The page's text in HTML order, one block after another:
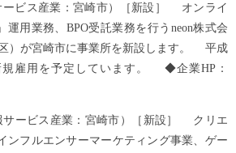
ービス産業：宮崎市）［新設］ オンライ
運用業務、BPO受託業務を行うneon株式会
）が宮崎市に事業所を新設します。 平成
規雇用を予定しています。 ◆企業HP：
サービス産業：宮崎市）［新設］ クリエ
ンフルエンサーマーケティング事業、ゲー